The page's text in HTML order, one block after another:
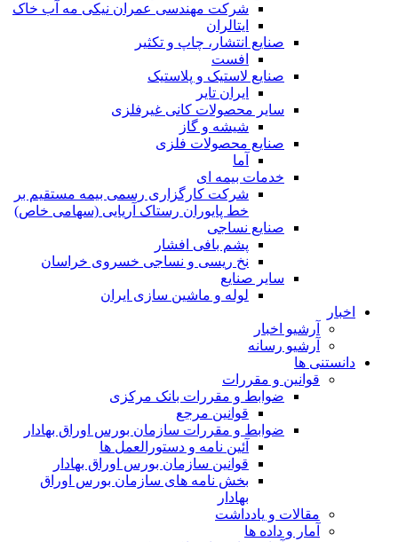
شرکت مهندسی عمران نیکی مه آب خاک
ایتالران
صنایع انتشار، چاپ و تکثير
افست
صنایع لاستیک و پلاستیک
ایران تایر
ساير محصولات كانی غيرفلزی
شیشه و گاز
صنایع محصولات فلزی
آما
خدمات بیمه ای
شرکت کارگزاری رسمی بیمه مستقیم بر
خط پایوران رستاک آریایی (سهامی خاص)
صنایع نساجی
پشم بافی افشار
نخ ریسی و نساجی خسروی خراسان
سایر صنایع
لوله و ماشین سازی ایران
اخبار
آرشیو اخبار
آرشیو رسانه
دانستنی ها
قوانین و مقررات
ضوابط و مقررات بانک مرکزی
قوانين مرجع
ضوابط و مقررات سازمان بورس اوراق بهادار
آئین نامه و دستورالعمل ها
قوانین سازمان بورس اوراق بهادار
بخش نامه های سازمان بورس اوراق
بهادار
مقالات و یادداشت
آمار و داده ها